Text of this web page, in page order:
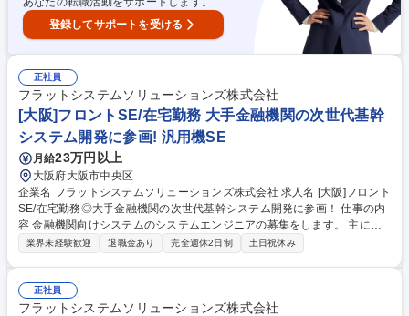
登録してサポートを受ける
正社員
フラットシステムソリューションズ株式会社
[大阪]フロントSE/在宅勤務 大手金融機関の次世代基幹
システム開発に参画! 汎用機SE
月給23万円以上
大阪府大阪市中央区
企業名 フラットシステムソリューションズ株式会社 求人名 [大阪]フロント
SE/在宅勤務◎大手金融機関の次世代基幹システム開発に参画！ 仕事の内
容 金融機関向けシステムのシステムエンジニアの募集をします。 主に大
手企業（金融）の案件にアサインいたします。 いずれはご希望があれば上
からの信頼が厚いベテランSEが多数在籍し、強固な関係を 構築している
為、大手企業との直接取引を可能としています。 ◎直接取引ができる強み
業界未経験歓迎 退職金あり 完全週休2日制 土日祝休み
正社員
フラットシステムソリューションズ株式会社